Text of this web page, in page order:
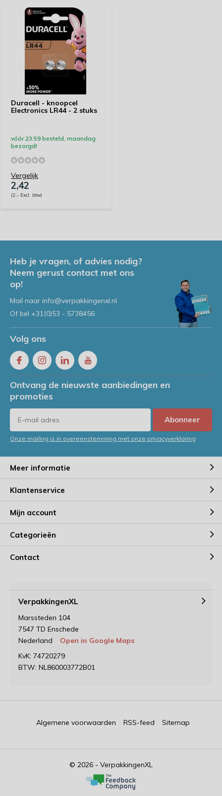
Duracell - knoopcel
Electronics LR44 - 2 stuks
vóór 23:59 besteld, maandag
bezorgd!
Vergelijk
2,42
(2,- Excl. btw)
Heb je vragen, of advies nodig?
Neem gerust contact met ons
op!
Mail naar info@verpakkingenxl.nl
Of bel +31(0)53 - 5738456
Volg ons
Ontvang de nieuwste aanbiedingen en
promoties
Abonneer
Onze mailing is in overeenstemming met onze privacyverklaring
Meer informatie
Klantenservice
Mijn account
Categorieën
Contact
VerpakkingenXL
Marssteden 104
7547 TD Enschede
Nederland
Open in Google Maps
KvK: 74720279
BTW: NL860003772B01
© 2026 - VerpakkingenXL
Algemene voorwaarden RSS-feed Sitemap